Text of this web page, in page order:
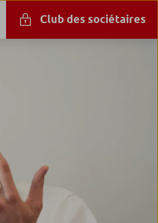
Club des sociétaires